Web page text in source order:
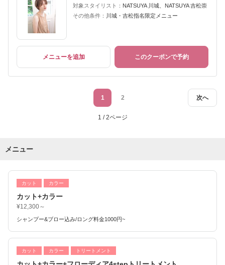
対象スタイリスト： NATSUYA 川城、NATSUYA 吉松崇
その他条件：
川城・吉松指名限定メニュー
メニューを追加 このクーポンで予約
次へ
1 2
1 / 2ページ
メニュー
カット カラー
カット+カラー
¥12,300～
シャンプー&ブロー込み/ロング料金1000円~
カット カラー トリートメント